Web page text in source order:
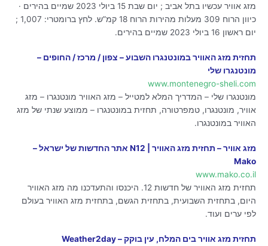
מזג אוויר עכשיו בתל אביב ; יום שבת 15 ביולי 2023 שמיים בהירים ·
כיוון הרוח 309 מעלות מהירות הרוח 18 קמ”ש. לחץ ברומטרי: 1,007 ;
יום ראשון 16 ביולי 2023 שמיים בהירים.
תחזית מזג האוויר במונטנגרו השבוע – צפון / מרכז / החופים –
מונטנגרו שלי
www.montenegro-sheli.com
מונטנגרו שלי – המדריך המלא למטייל – מזג האוויר מונטנגרו – מזג
אוויר, מונטנגרו, טמפרטורה, תחזית במונטנגרו – ממוצע שנתי של מזג
האוויר במונטנגרו.
מזג אוויר – תחזית מזג האוויר | N12 אתר החדשות של ישראל –
Mako
www.mako.co.il
תחזית מזג האוויר של חדשות 12. היכנסו והתעדכנו מה מזג האוויר
היום, בתחזית השבועית, בתחזית הגשם, בתחזית מזג האוויר בעולם
לפי ערים ועוד.
תחזית מזג אוויר בים המלח, עין בוקק – Weather2day